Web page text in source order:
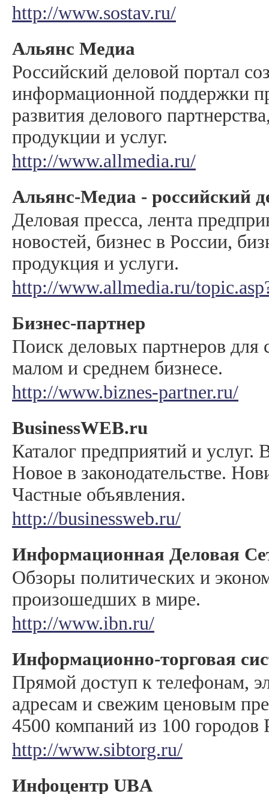
http://www.sostav.ru/
Альянс Медиа
Российский деловой портал
информационной поддержки
развития делового
продукции и услуг.
http://www.allmedia.ru/
Альянс-Медиа - российский
Деловая пресса, лента
новостей, бизнес в России,
продукция и услуги.
http://www.allmedia.ru/
Бизнес-партнер
Поиск деловых партнеров для
малом и среднем бизнесе.
http://www.biznes-partner.ru/
ВusinessWEB.ru
Каталог предприятий и
Новое в законодательстве.
Частные объявления.
http://businessweb.ru/
Информационная Деловая
Обзоры политических и
произошедших в мире.
http://www.ibn.ru/
Информационно-торговая
Прямой доступ к телефонам,
адресам и свежим ценовым
4500 компаний из 100 городов
http://www.sibtorg.ru/
Инфоцентр UBA